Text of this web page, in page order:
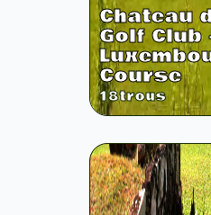
Chateau
Golf Club
Course
18trous